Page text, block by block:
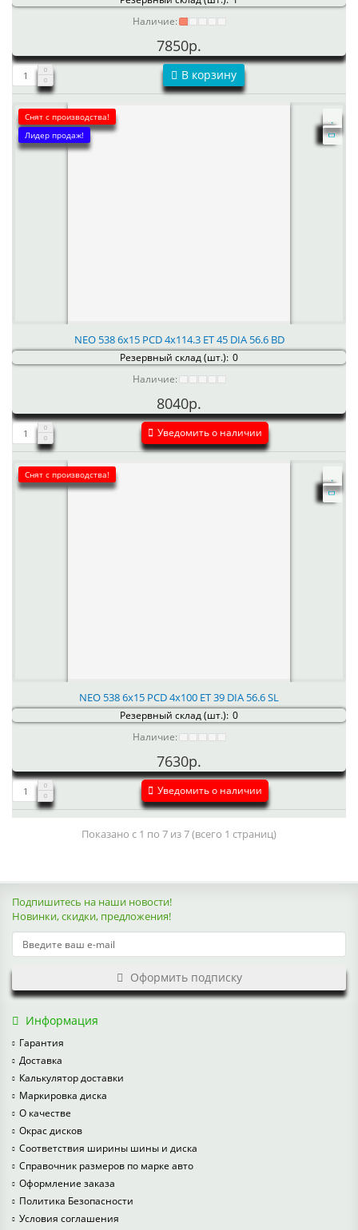
Наличие:
7850р.
В корзину
Снят с производства!
Лидер продаж!
NEO 538 6x15 PCD 4x114.3 ET 45 DIA 56.6 BD
Резервный склад (шт.): 0
Наличие:
8040р.
Уведомить о наличии
Снят с производства!
NEO 538 6x15 PCD 4x100 ET 39 DIA 56.6 SL
Резервный склад (шт.): 0
Наличие:
7630р.
Уведомить о наличии
Показано с 1 по 7 из 7 (всего 1 страниц)
Подпишитесь на наши новости!
Новинки, скидки, предложения!
Оформить подписку
Информация
Гарантия
Доставка
Калькулятор доставки
Маркировка диска
О качестве
Окрас дисков
Соответствия ширины шины и диска
Справочник размеров по марке авто
Оформление заказа
Политика Безопасности
Условия соглашения